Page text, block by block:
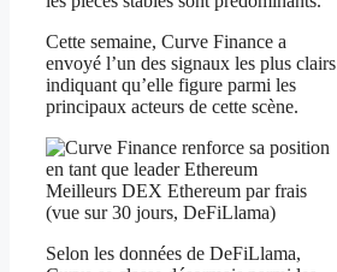
Cette semaine, Curve Finance a
envoyé l’un des signaux les plus clairs
indiquant qu’elle figure parmi les
principaux acteurs de cette scène.
Meilleurs DEX Ethereum par frais
(vue sur 30 jours, DeFiLlama)
Selon les données de DeFiLlama,